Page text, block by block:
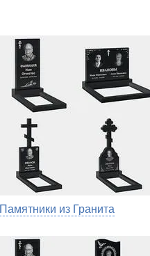
Памятники из Гранита